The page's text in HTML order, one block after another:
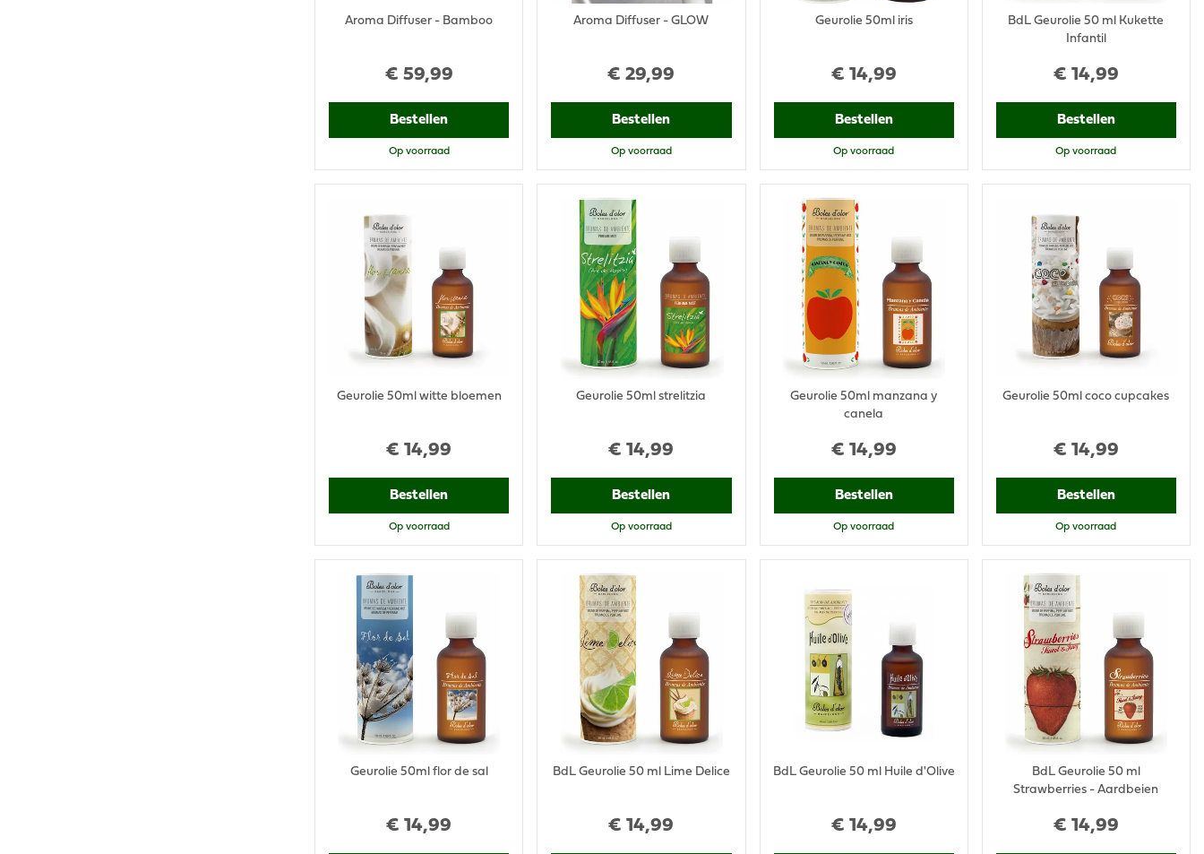
€ 59,99
Aroma Diffuser - Bamboo
Bestellen
Op voorraad
€ 29,99
Aroma Diffuser - GLOW
Bestellen
Op voorraad
€ 14,99
Geurolie 50ml iris
Bestellen
Op voorraad
€ 14,99
BdL Geurolie 50 ml Kukette
Infantil
Bestellen
Op voorraad
€ 14,99
Geurolie 50ml witte bloemen
Bestellen
Op voorraad
€ 14,99
Geurolie 50ml strelitzia
Bestellen
Op voorraad
€ 14,99
Geurolie 50ml manzana y
canela
Bestellen
Op voorraad
€ 14,99
Geurolie 50ml coco cupcakes
Bestellen
Op voorraad
€ 14,99
Geurolie 50ml flor de sal
€ 14,99
BdL Geurolie 50 ml Lime Delice
€ 14,99
BdL Geurolie 50 ml Huile d'Olive
€ 14,99
BdL Geurolie 50 ml
Strawberries - Aardbeien